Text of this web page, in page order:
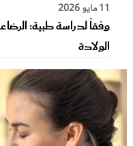
11 مايو 2026
وفقاً لدراسة طبية:
الولادة